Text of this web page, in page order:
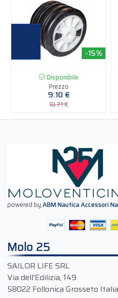
-15%
Disponibile
Prezzo
9.10 €
10.71 €
powered byABM Nautica Accessori
Molo 25
SAILOR LIFE SRL
Via dell'Edilizia, 149
58022 Follonica Grosseto Italia